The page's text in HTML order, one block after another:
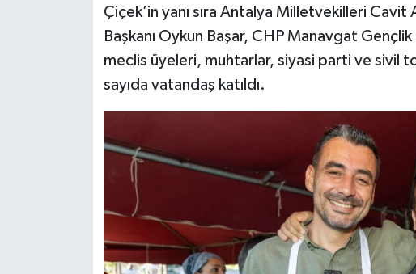
Çiçek’in yanı sıra Antalya Milletvekilleri
Başkanı Oykun Başar, CHP Manavgat
meclis üyeleri, muhtarlar, siyasi parti ve sivil
sayıda vatandaş katıldı.